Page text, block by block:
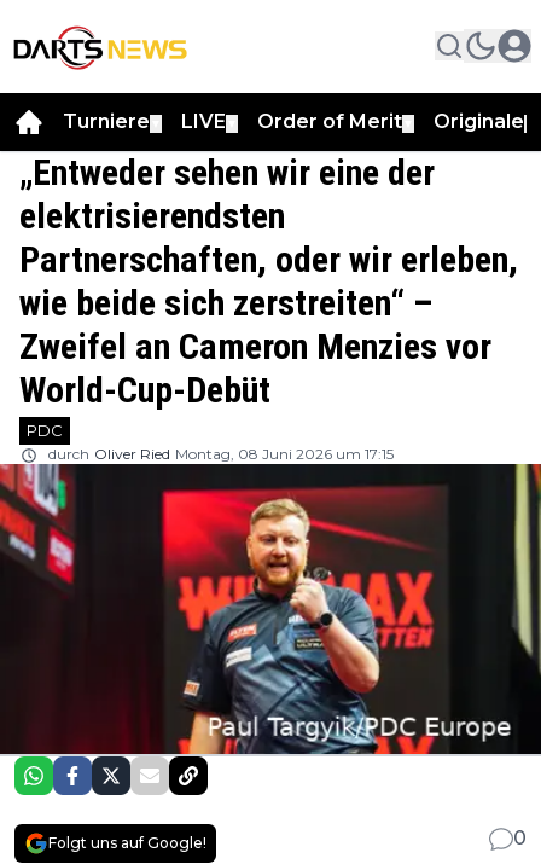
Turniere LIVE Order of Merit Originale
„Entweder sehen wir eine der
elektrisierendsten
Partnerschaften, oder wir erleben,
wie beide sich zerstreiten“ –
Zweifel an Cameron Menzies vor
World-Cup-Debüt
PDC
durch Oliver Ried Montag, 08 Juni 2026 um 17:15
Folgt uns auf Google!
0